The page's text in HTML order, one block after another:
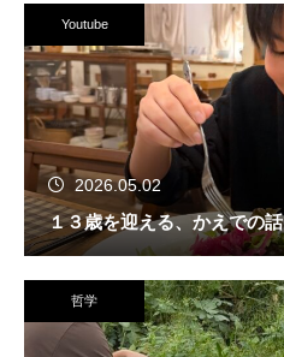
Youtube
2026.05.02
１３歳を迎える、かえでの話
哲学